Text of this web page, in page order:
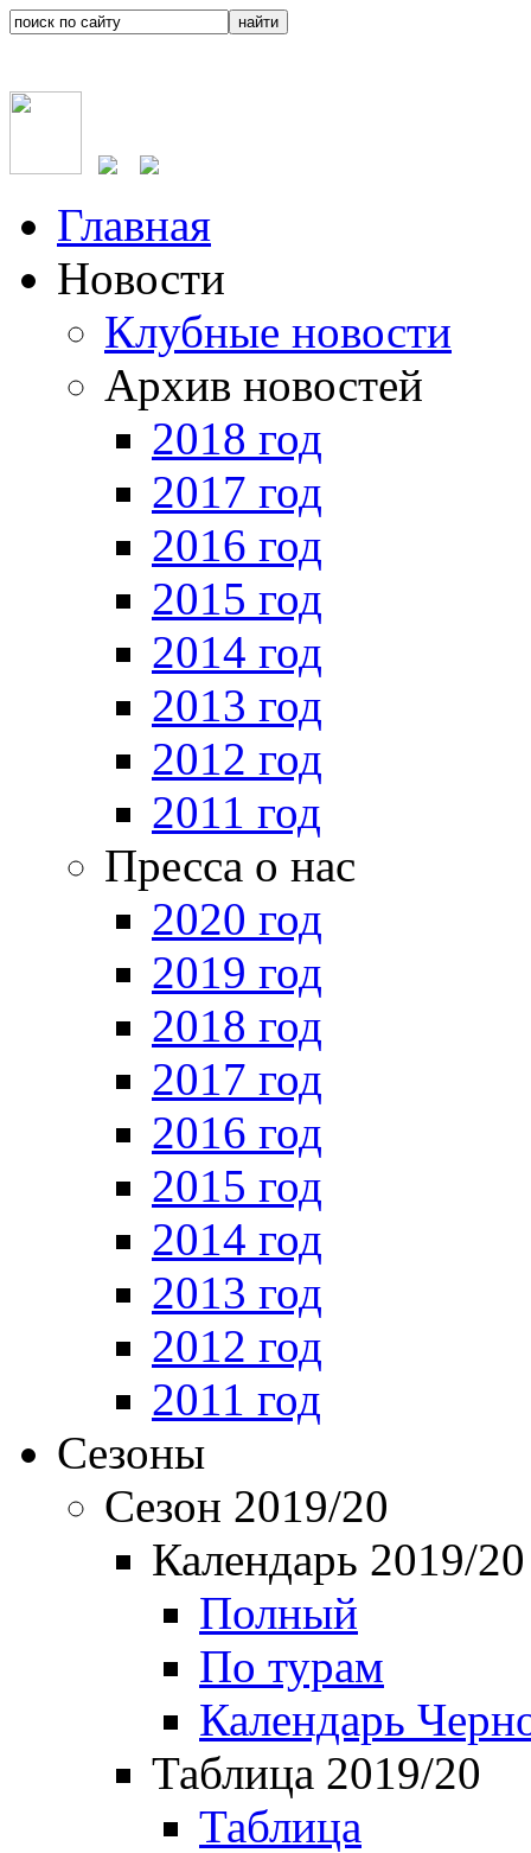
Главная
Новости
Клубные новости
Архив новостей
2018 год
2017 год
2016 год
2015 год
2014 год
2013 год
2012 год
2011 год
Пресса о нас
2020 год
2019 год
2018 год
2017 год
2016 год
2015 год
2014 год
2013 год
2012 год
2011 год
Сезоны
Сезон 2019/20
Календарь 2019/20
Полный
По турам
Календарь
Таблица 2019/20
Таблица